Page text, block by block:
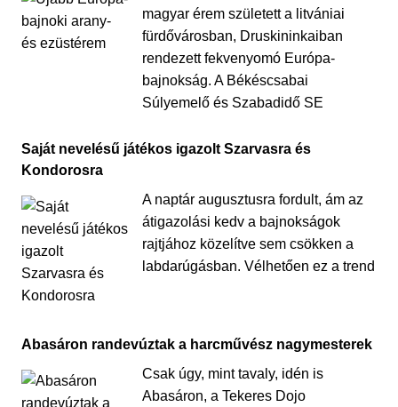
magyar érem született a litvániai
fürdővárosban, Druskininkaiban
rendezett fekvenyomó Európa-
bajnokság. A Békéscsabai
Súlyemelő és Szabadidő SE
Saját nevelésű játékos igazolt Szarvasra és
Kondorosra
A naptár augusztusra fordult, ám az
átigazolási kedv a bajnokságok
rajtjához közelítve sem csökken a
labdarúgásban. Vélhetően ez a trend
Abasáron randevúztak a harcművész nagymesterek
Csak úgy, mint tavaly, idén is
Abasáron, a Tekeres Dojo